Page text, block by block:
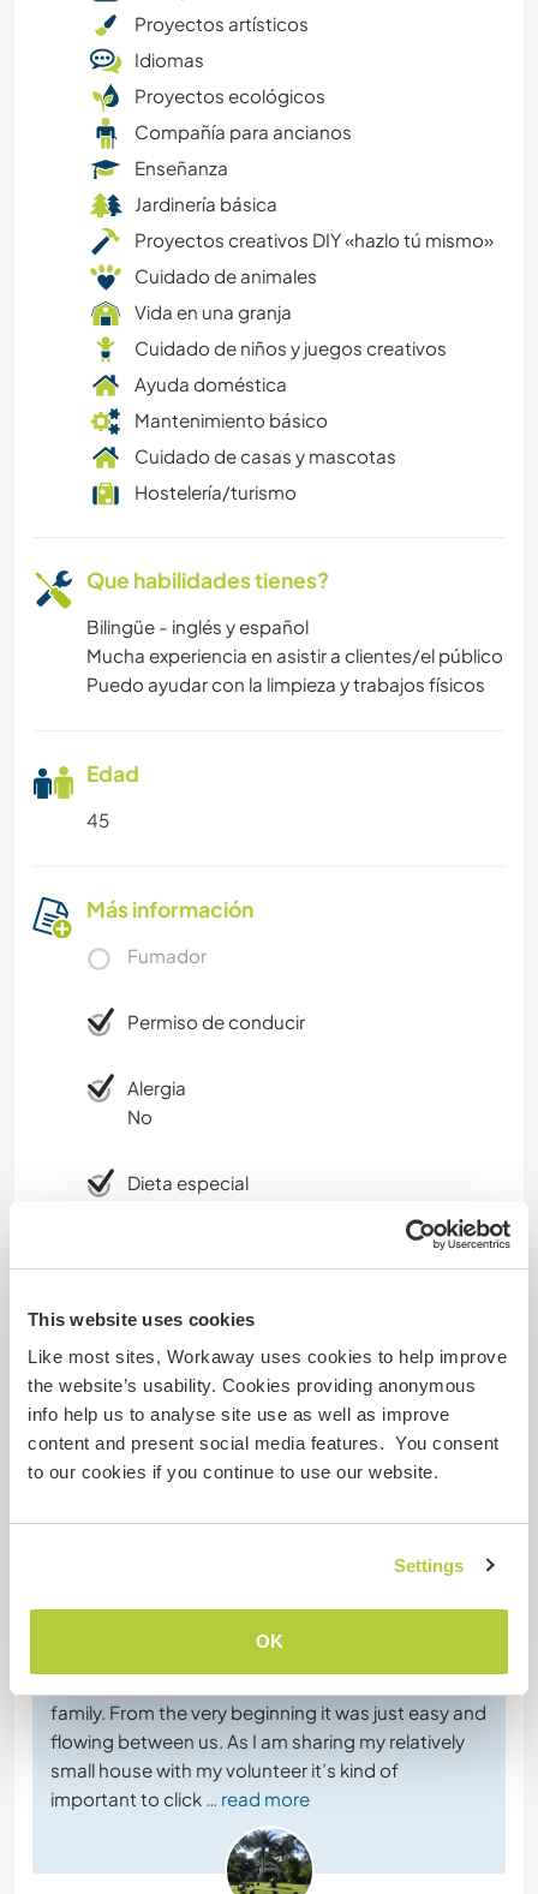
This website uses cookies
Like most sites, Workaway uses cookies to help improve
the website’s usability. Cookies providing anonymous
info help us to analyse site use as well as improve
content and present social media features. You consent
to our cookies if you continue to use our website.
Settings
OK
ESCRITURA
ARTES ESCÉNICAS
HISTORIA
BRICOLAJE Y MANUALIDADES
ARTE Y DISEÑO
ANIMALES
DEPORTES DE EQUIPO
SENDERISMO
Proyectos artísticos
Idiomas
Proyectos ecológicos
Compañía para ancianos
Enseñanza
Jardinería básica
Proyectos creativos DIY «hazlo tú mismo»
Cuidado de animales
Vida en una granja
Cuidado de niños y juegos creativos
Ayuda doméstica
Mantenimiento básico
Cuidado de casas y mascotas
Hostelería/turismo
Que habilidades tienes?
Bilingüe - inglés y español
Mucha experiencia en asistir a clientes/el público
Puedo ayudar con la limpieza y trabajos físicos
Edad
45
Más información
Fumador
Permiso de conducir
Alergia
No
Dieta especial
Comentarios
the Workaway Community.
family. From the very beginning it was just easy and
flowing between us. As I am sharing my relatively
small house with my volunteer it’s kind of
important to click … read more